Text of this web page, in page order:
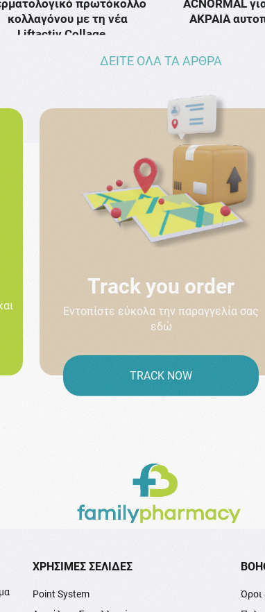
πρωτόκολλο
κολλαγόνου με τη νέα
Liftactiv Collage …
ACNORMAL
ΑΚΡΑΙΑ
ΔΕΙΤΕ ΟΛΑ ΤΑ ΑΡΘΡΑ
Track you order
Εντοπίστε εύκολα την παραγγελία σας
εδώ
TRACK NOW
XΡΉΣΙΜΕΣ ΣΕΛΊΔΕΣ
Point System
Όροι